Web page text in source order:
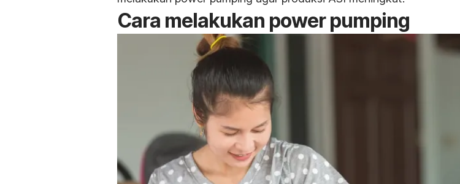
Cara melakukan power pumping